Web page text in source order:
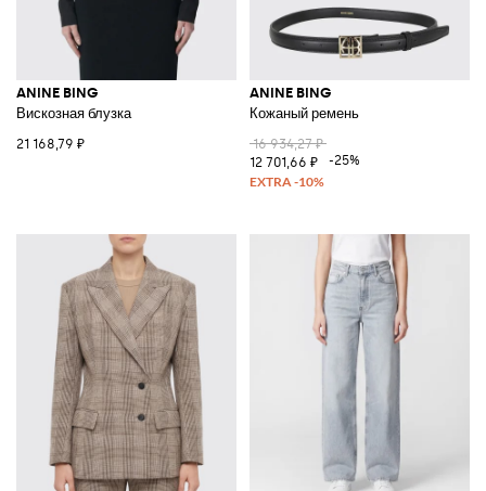
ANINE BING
Вискозная блузка
21 168,79 ₽
ANINE BING
Кожаный ремень
16 934,27 ₽
12 701,66 ₽
-25%